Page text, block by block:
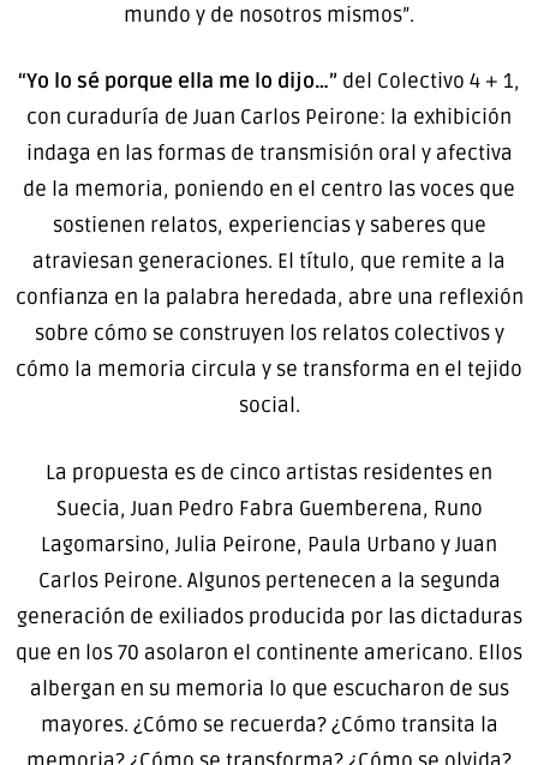
mundo y de nosotros mismos”.
“Yo lo sé porque ella me lo dijo…” del Colectivo 4 + 1,
con curaduría de Juan Carlos Peirone: la exhibición
indaga en las formas de transmisión oral y afectiva
de la memoria, poniendo en el centro las voces que
sostienen relatos, experiencias y saberes que
atraviesan generaciones. El título, que remite a la
confianza en la palabra heredada, abre una reflexión
sobre cómo se construyen los relatos colectivos y
cómo la memoria circula y se transforma en el tejido
social.
La propuesta es de cinco artistas residentes en
Suecia, Juan Pedro Fabra Guemberena, Runo
Lagomarsino, Julia Peirone, Paula Urbano y Juan
Carlos Peirone. Algunos pertenecen a la segunda
generación de exiliados producida por las dictaduras
que en los 70 asolaron el continente americano. Ellos
albergan en su memoria lo que escucharon de sus
mayores. ¿Cómo se recuerda? ¿Cómo transita la